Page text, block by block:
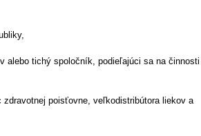
alebo tichý spoločník, podieľajúci sa na činnosti
poisťovne, veľkodistribútora liekov a